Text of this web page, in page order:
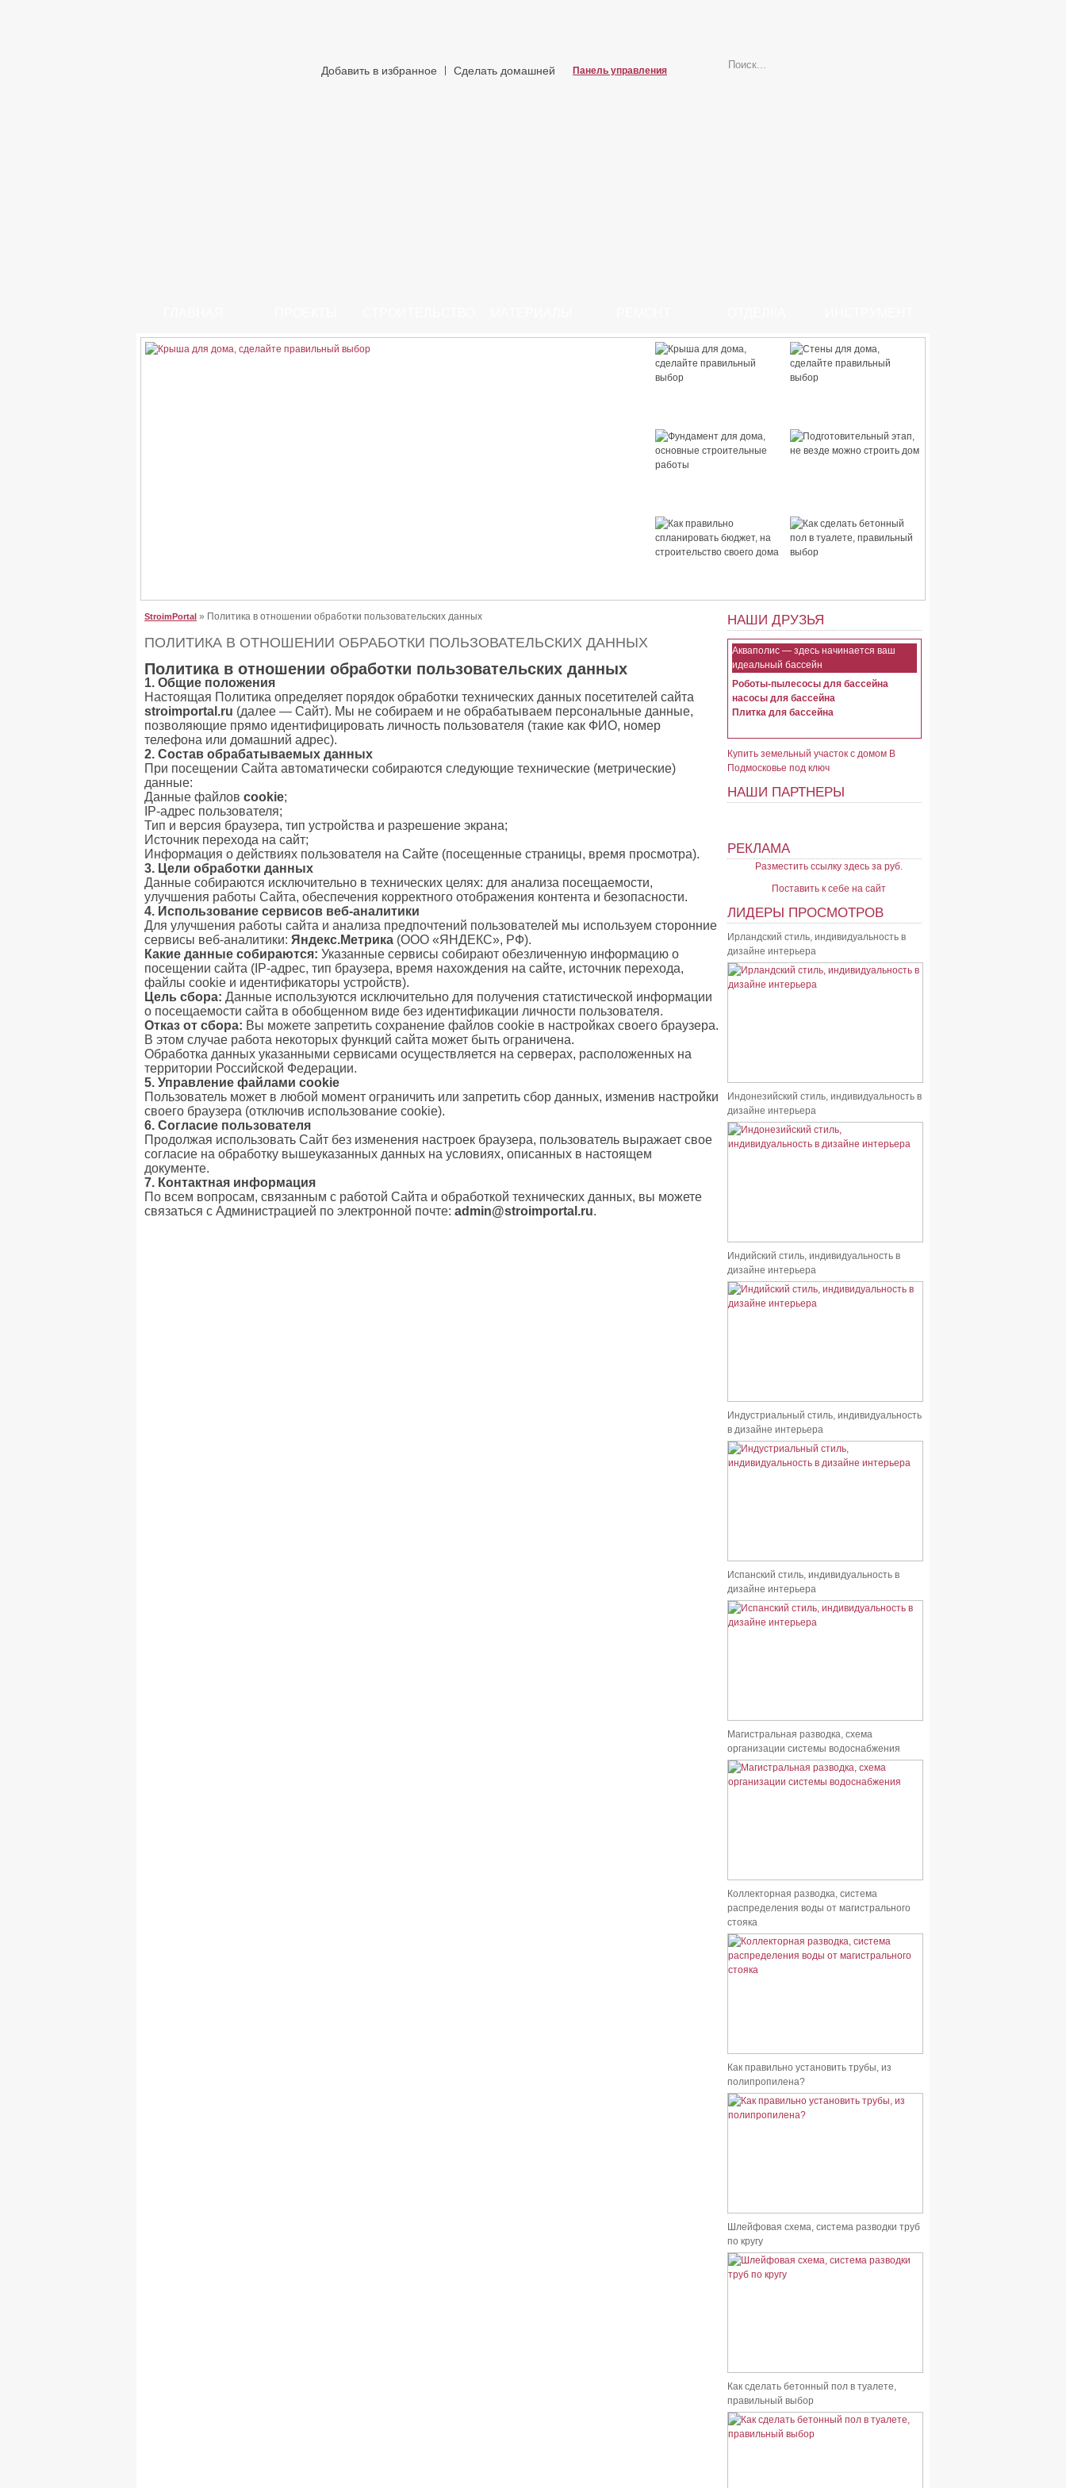
Добавить в избранное Сделать домашней Панель управления
строительство своего
выбор
StroimPortal » Политика в отношении обработки пользовательских данных
ПОЛИТИКА В ОТНОШЕНИИ ОБРАБОТКИ ПОЛЬЗОВАТЕЛЬСКИХ ДАННЫХ
Политика в отношении обработки пользовательских данных
1. Общие положения
Настоящая Политика определяет порядок обработки технических данных посетителей сайта
stroimportal.ru (далее — Сайт). Мы не собираем и не обрабатываем персональные данные,
позволяющие прямо идентифицировать личность пользователя (такие как ФИО, номер
телефона или домашний адрес).
2. Состав обрабатываемых данных
При посещении Сайта автоматически собираются следующие технические (метрические)
данные:
Данные файлов cookie;
IP-адрес пользователя;
Тип и версия браузера, тип устройства и разрешение экрана;
Источник перехода на сайт;
Информация о действиях пользователя на Сайте (посещенные страницы, время просмотра).
3. Цели обработки данных
Данные собираются исключительно в технических целях: для анализа посещаемости,
улучшения работы Сайта, обеспечения корректного отображения контента и безопасности.
4. Использование сервисов веб-аналитики
Для улучшения работы сайта и анализа предпочтений пользователей мы используем сторонние
сервисы веб-аналитики: Яндекс.Метрика (ООО «ЯНДЕКС», РФ).
Какие данные собираются: Указанные сервисы собирают обезличенную информацию о
посещении сайта (IP-адрес, тип браузера, время нахождения на сайте, источник перехода,
файлы cookie и идентификаторы устройств).
Цель сбора: Данные используются исключительно для получения статистической информации
о посещаемости сайта в обобщенном виде без идентификации личности пользователя.
Отказ от сбора: Вы можете запретить сохранение файлов cookie в настройках своего браузера.
В этом случае работа некоторых функций сайта может быть ограничена.
Обработка данных указанными сервисами осуществляется на серверах, расположенных на
территории Российской Федерации.
5. Управление файлами cookie
Пользователь может в любой момент ограничить или запретить сбор данных, изменив настройки
своего браузера (отключив использование cookie).
6. Согласие пользователя
Продолжая использовать Сайт без изменения настроек браузера, пользователь выражает свое
согласие на обработку вышеуказанных данных на условиях, описанных в настоящем
документе.
7. Контактная информация
По всем вопросам, связанным с работой Сайта и обработкой технических данных, вы можете
связаться с Администрацией по электронной почте: admin@stroimportal.ru.
НАШИ ДРУЗЬЯ
Акваполис — здесь начинается ваш
идеальный бассейн
Роботы-пылесосы для бассейна
насосы для бассейна
Плитка для бассейна
Купить земельный участок с домом В
Подмосковье под ключ
НАШИ ПАРТНЕРЫ
РЕКЛАМА
Разместить ссылку здесь за руб.
Поставить к себе на сайт
ЛИДЕРЫ ПРОСМОТРОВ
Ирландский стиль, индивидуальность в
дизайне интерьера
Индонезийский стиль, индивидуальность в
дизайне интерьера
Индийский стиль, индивидуальность в
дизайне интерьера
Индустриальный стиль, индивидуальность
в дизайне интерьера
Испанский стиль, индивидуальность в
дизайне интерьера
Магистральная разводка, схема
организации системы водоснабжения
Коллекторная разводка, система
распределения воды от магистрального
стояка
Как правильно установить трубы, из
полипропилена?
Шлейфовая схема, система разводки труб
по кругу
Как сделать бетонный пол в туалете,
правильный выбор